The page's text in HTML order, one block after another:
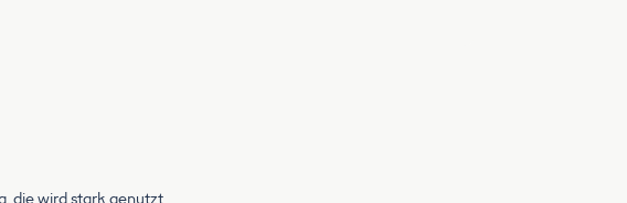
die wird stark genutzt